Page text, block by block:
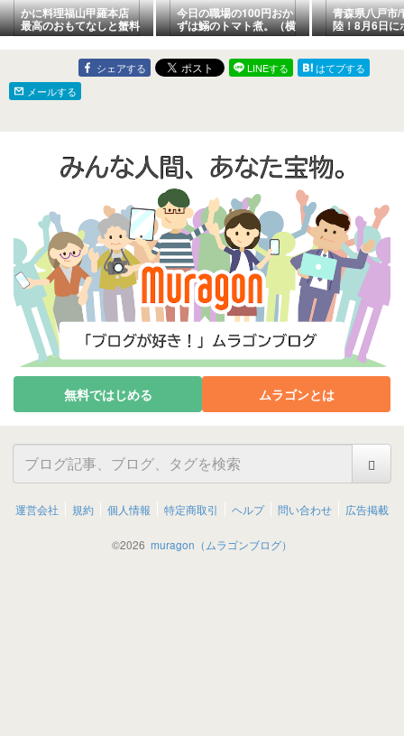
かに料理福山甲羅本店
最高のおもてなしと蟹料
理ランチで暑気払い
今日の職場の100円おか
ずは鰯のトマト煮。（横
浜）
青森県八戸市
陸！8月6日に
さんプロデュ
レーだしっ！
食センターに
ました。
シェアする LINEする
はてブする
メールする
無料ではじめる ムラゴンとは
運営会社 規約 個人情報 特定商取引 ヘルプ 問い合わせ 広告掲載
©2026 muragon（ムラゴンブログ）